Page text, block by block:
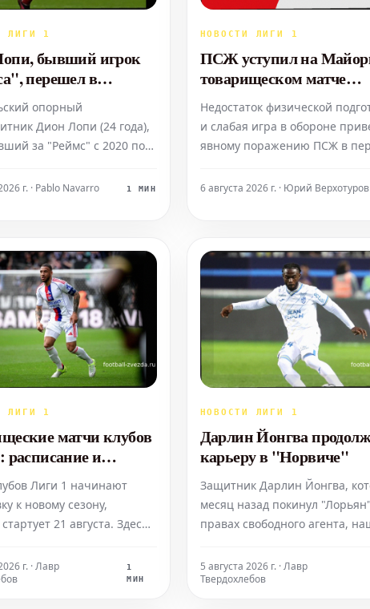
ЛИГИ 1
бывший игрок
перешел в
Аравию за более
евро
опорный
Дион Лопи (24 года),
за "Реймс" с 2020 по
Иттихад" (Саудовская
оценивается в 13
евро,
г. · Pablo Navarro 1 МИН
НОВОСТИ ЛИГИ 1
ПСЖ уступил на
товарищеском матче
накануне Суперкубка
Европы
Недостаток физической
и слабая игра в обороне
явному поражению ПСЖ в
«Мальорки» (0-3) в эту среду. В
Двукратный обладатель
европейского кубка так и
6 августа 2026 г. · Юрий Верхотуров
ЛИГИ 1
матчи клубов
расписание и
предсезонки
Лиги 1 начинают
к новому сезону,
21 августа. Здесь
матчей.
г. · Лавр
1
МИН
НОВОСТИ ЛИГИ 1
Дарлин Йонгва
карьеру в "Норвиче"
Защитник Дарлин Йонгва,
месяц назад покинул
правах свободного агента,
прошедший школу "Нима",
подписал четырехлетнее
5 августа 2026 г. · Лавр
Твердохлебов